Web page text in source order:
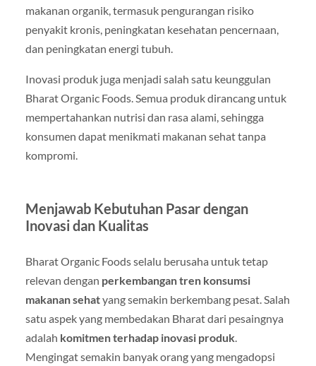
makanan organik, termasuk pengurangan risiko
penyakit kronis, peningkatan kesehatan pencernaan,
dan peningkatan energi tubuh.
Inovasi produk juga menjadi salah satu keunggulan
Bharat Organic Foods. Semua produk dirancang untuk
mempertahankan nutrisi dan rasa alami, sehingga
konsumen dapat menikmati makanan sehat tanpa
kompromi.
Menjawab Kebutuhan Pasar dengan
Inovasi dan Kualitas
Bharat Organic Foods selalu berusaha untuk tetap
relevan dengan perkembangan tren konsumsi
makanan sehatyang semakin berkembang pesat. Salah
satu aspek yang membedakan Bharat dari pesaingnya
adalah komitmen terhadap inovasi produk.
Mengingat semakin banyak orang yang mengadopsi